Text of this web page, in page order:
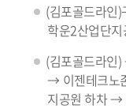
(김포골드라
학운2산업단
(김포골드라인
→ 이젠테크노
지공원 하차 →